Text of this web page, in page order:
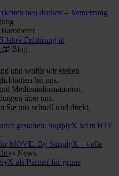
neu denken – Vernetzung
Barometer
Jahre Erfahrung in
Blog
und wofür wir stehen.
bei uns.
Medieninformationen.
über uns.
Sie uns schnell und direkt.
gestalten: SupplyX beim BTE
MOVE. By SupplyX – volle
News
als Partner für grüne